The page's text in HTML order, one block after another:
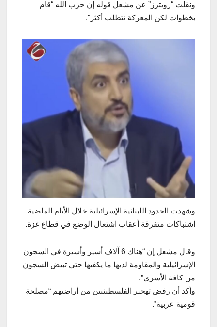
ونقلت “رويترز” عن مشعل قوله إن حزب الله “قام
بخطوات لكن المعركة تتطلب أكثر”.
وشهدت الحدود اللبنانية الإسرائيلية خلال الأيام الماضية
اشتباكات متفرقة أعقاب اشتعال الوضع في قطاع غزة.
وقال مشعل إن “هناك 6 آلاف أسير وأسيرة في السجون
الإسرائيلية والمقاومة لديها ما يكفيها حتى تبيض السجون
من كافة الأسرى”.
وأكد أن رفض تهجير الفلسطينيين من أراضيهم “مصلحة
قومية عربية”.